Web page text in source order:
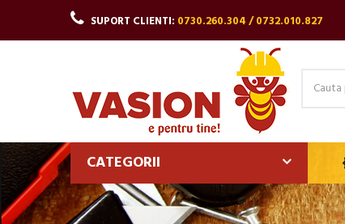
SUPORT CLIENTI: 0730.260.304 / 0732.010.827
CATEGORII